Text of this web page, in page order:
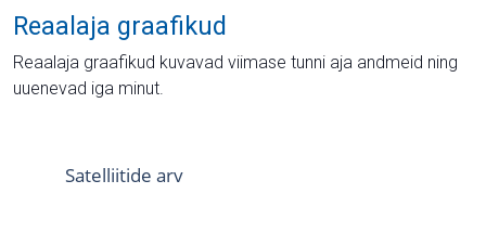
Reaalaja graafikud
Reaalaja graafikud kuvavad viimase tunni aja andmeid ning
uuenevad iga minut.